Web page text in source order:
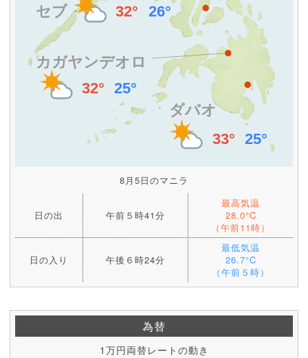
8月5日のマニラ
日の出 午前５時41分
最高気温
28.0°C
（午前11時）
日の入り 午後６時24分
最低気温
26.7°C
（午前５時）
為替
1万円両替レートの動き